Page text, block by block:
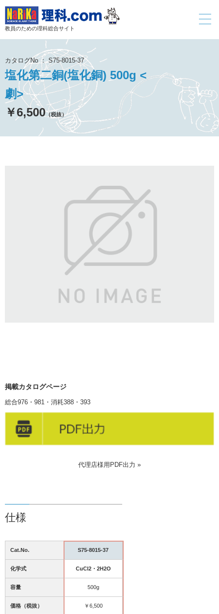
教員のための理科総合サイト
toggle
カタログNo ： S75-8015-37
塩化第二銅(塩化銅) 500g <
劇>
￥6,500 （税抜）
掲載カタログページ
総合976・981・消耗388・393
代理店様用PDF出力 »
仕様
Cat.No. S75-8015-37
化学式 CuCl2・2H2O
容量 500g
価格（税抜） ￥6,500